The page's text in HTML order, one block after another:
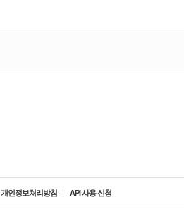
개인정보처리방침 API 사용 신청